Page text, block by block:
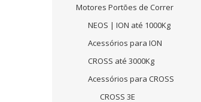
Motores Portões de Correr
NEOS | ION até 1000Kg
Acessórios para ION
CROSS até 3000Kg
Acessórios para CROSS
CROSS 3E